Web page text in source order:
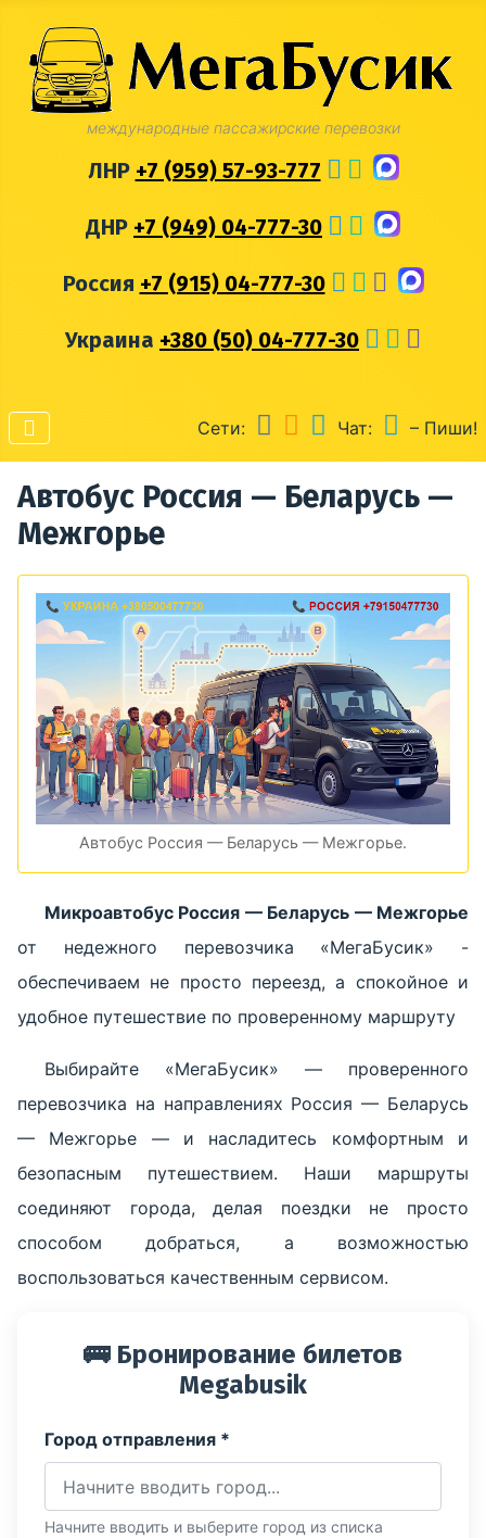
международные пассажирские перевозки
ЛНР +7 (959) 57-93-777
ДНР +7 (949) 04-777-30
Россия +7 (915) 04-777-30
Украина +380 (50) 04-777-30
Сети: Чат: – Пиши!
Автобус Россия — Беларусь —
Межгорье
Автобус Россия — Беларусь — Межгорье.
Микроавтобус Россия — Беларусь — Межгорье
от недежного перевозчика «МегаБусик» -
обеспечиваем не просто переезд, а спокойное и
удобное путешествие по проверенному маршруту
Выбирайте «МегаБусик» — проверенного
перевозчика на направлениях Россия — Беларусь
— Межгорье — и насладитесь комфортным и
безопасным путешествием. Наши маршруты
соединяют города, делая поездки не просто
способом добраться, а возможностью
воспользоваться качественным сервисом.
🚌 Бронирование билетов
Megabusik
Город отправления *
Начните вводить и выберите город из списка